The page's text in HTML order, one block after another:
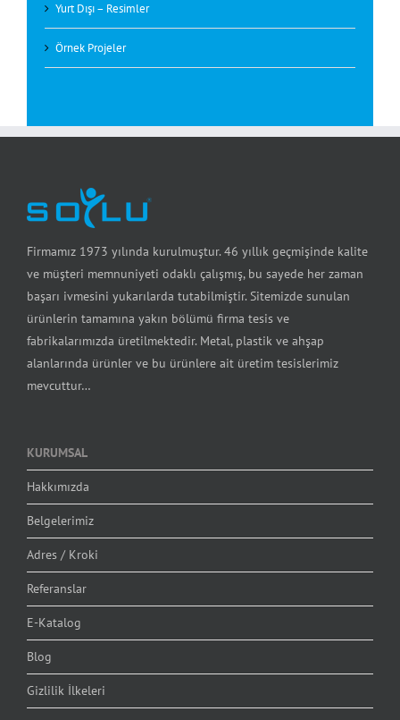
Yurt Dışı – Resimler
Örnek Projeler
Firmamız 1973 yılında kurulmuştur. 46 yıllık geçmişinde kalite
ve müşteri memnuniyeti odaklı çalışmış, bu sayede her zaman
başarı ivmesini yukarılarda tutabilmiştir. Sitemizde sunulan
ürünlerin tamamına yakın bölümü firma tesis ve
fabrikalarımızda üretilmektedir. Metal, plastik ve ahşap
alanlarında ürünler ve bu ürünlere ait üretim tesislerimiz
mevcuttur…
KURUMSAL
Hakkımızda
Belgelerimiz
Adres / Kroki
Referanslar
E-Katalog
Blog
Gizlilik İlkeleri